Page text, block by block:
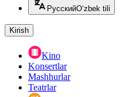
РусскийO‘zbek tili
Kirish
Kino
Konsertlar
Mashhurlar
Teatrlar